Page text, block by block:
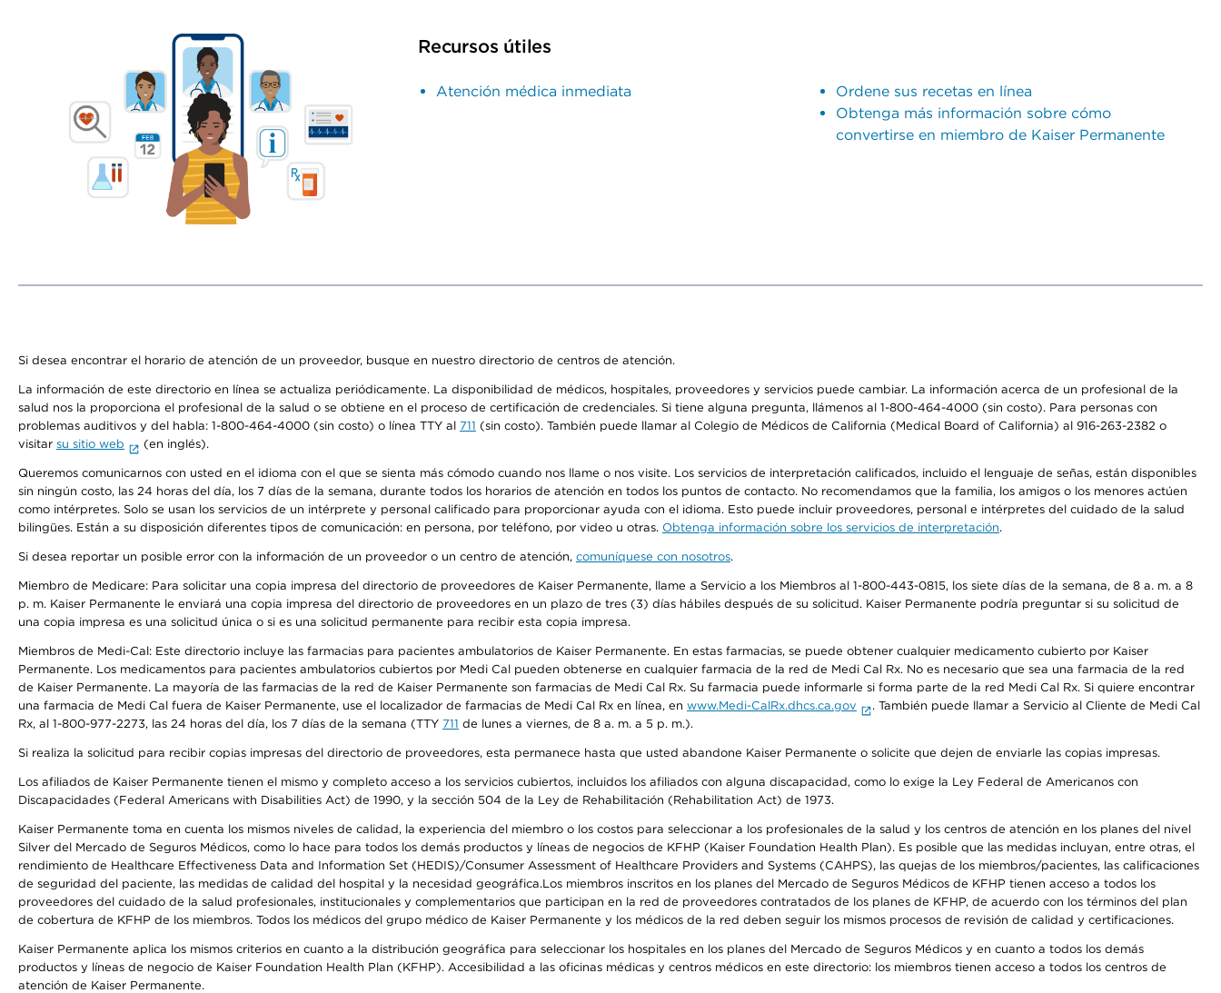
Recursos útiles
Atención médica inmediata
Ordene sus recetas en línea
Obtenga más información sobre cómo
convertirse en miembro de Kaiser Permanente
Si desea encontrar el horario de atención de un proveedor, busque en nuestro directorio de centros de atención.
La información de este directorio en línea se actualiza periódicamente. La disponibilidad de médicos, hospitales, proveedores y servicios puede cambiar. La información acerca de un profesional de la
salud nos la proporciona el profesional de la salud o se obtiene en el proceso de certificación de credenciales. Si tiene alguna pregunta, llámenos al 1-800-464-4000 (sin costo). Para personas con
problemas auditivos y del habla: 1-800-464-4000 (sin costo) o línea TTY al 711 (sin costo). También puede llamar al Colegio de Médicos de California (Medical Board of California) al 916-263-2382 o
visitar su sitio web (en inglés).
Queremos comunicarnos con usted en el idioma con el que se sienta más cómodo cuando nos llame o nos visite. Los servicios de interpretación calificados, incluido el lenguaje de señas, están disponibles
sin ningún costo, las 24 horas del día, los 7 días de la semana, durante todos los horarios de atención en todos los puntos de contacto. No recomendamos que la familia, los amigos o los menores actúen
como intérpretes. Solo se usan los servicios de un intérprete y personal calificado para proporcionar ayuda con el idioma. Esto puede incluir proveedores, personal e intérpretes del cuidado de la salud
bilingües. Están a su disposición diferentes tipos de comunicación: en persona, por teléfono, por video u otras. Obtenga información sobre los servicios de interpretación.
Si desea reportar un posible error con la información de un proveedor o un centro de atención, comuníquese con nosotros.
Miembro de Medicare: Para solicitar una copia impresa del directorio de proveedores de Kaiser Permanente, llame a Servicio a los Miembros al 1-800-443-0815, los siete días de la semana, de 8 a. m. a 8
p. m. Kaiser Permanente le enviará una copia impresa del directorio de proveedores en un plazo de tres (3) días hábiles después de su solicitud. Kaiser Permanente podría preguntar si su solicitud de
una copia impresa es una solicitud única o si es una solicitud permanente para recibir esta copia impresa.
Miembros de Medi-Cal: Este directorio incluye las farmacias para pacientes ambulatorios de Kaiser Permanente. En estas farmacias, se puede obtener cualquier medicamento cubierto por Kaiser
Permanente. Los medicamentos para pacientes ambulatorios cubiertos por Medi Cal pueden obtenerse en cualquier farmacia de la red de Medi Cal Rx. No es necesario que sea una farmacia de la red
de Kaiser Permanente. La mayoría de las farmacias de la red de Kaiser Permanente son farmacias de Medi Cal Rx. Su farmacia puede informarle si forma parte de la red Medi Cal Rx. Si quiere encontrar
una farmacia de Medi Cal fuera de Kaiser Permanente, use el localizador de farmacias de Medi Cal Rx en línea, en www.Medi-CalRx.dhcs.ca.gov
. También puede llamar a Servicio al Cliente de Medi Cal
Rx, al 1-800-977-2273, las 24 horas del día, los 7 días de la semana (TTY 711 de lunes a viernes, de 8 a. m. a 5 p. m.).
Si realiza la solicitud para recibir copias impresas del directorio de proveedores, esta permanece hasta que usted abandone Kaiser Permanente o solicite que dejen de enviarle las copias impresas.
Los afiliados de Kaiser Permanente tienen el mismo y completo acceso a los servicios cubiertos, incluidos los afiliados con alguna discapacidad, como lo exige la Ley Federal de Americanos con
Discapacidades (Federal Americans with Disabilities Act) de 1990, y la sección 504 de la Ley de Rehabilitación (Rehabilitation Act) de 1973.
Kaiser Permanente toma en cuenta los mismos niveles de calidad, la experiencia del miembro o los costos para seleccionar a los profesionales de la salud y los centros de atención en los planes del nivel
Silver del Mercado de Seguros Médicos, como lo hace para todos los demás productos y líneas de negocios de KFHP (Kaiser Foundation Health Plan). Es posible que las medidas incluyan, entre otras, el
rendimiento de Healthcare Effectiveness Data and Information Set (HEDIS)/Consumer Assessment of Healthcare Providers and Systems (CAHPS), las quejas de los miembros/pacientes, las calificaciones
de seguridad del paciente, las medidas de calidad del hospital y la necesidad geográfica.Los miembros inscritos en los planes del Mercado de Seguros Médicos de KFHP tienen acceso a todos los
proveedores del cuidado de la salud profesionales, institucionales y complementarios que participan en la red de proveedores contratados de los planes de KFHP, de acuerdo con los términos del plan
de cobertura de KFHP de los miembros. Todos los médicos del grupo médico de Kaiser Permanente y los médicos de la red deben seguir los mismos procesos de revisión de calidad y certificaciones.
Kaiser Permanente aplica los mismos criterios en cuanto a la distribución geográfica para seleccionar los hospitales en los planes del Mercado de Seguros Médicos y en cuanto a todos los demás
productos y líneas de negocio de Kaiser Foundation Health Plan (KFHP). Accesibilidad a las oficinas médicas y centros médicos en este directorio: los miembros tienen acceso a todos los centros de
atención de Kaiser Permanente.